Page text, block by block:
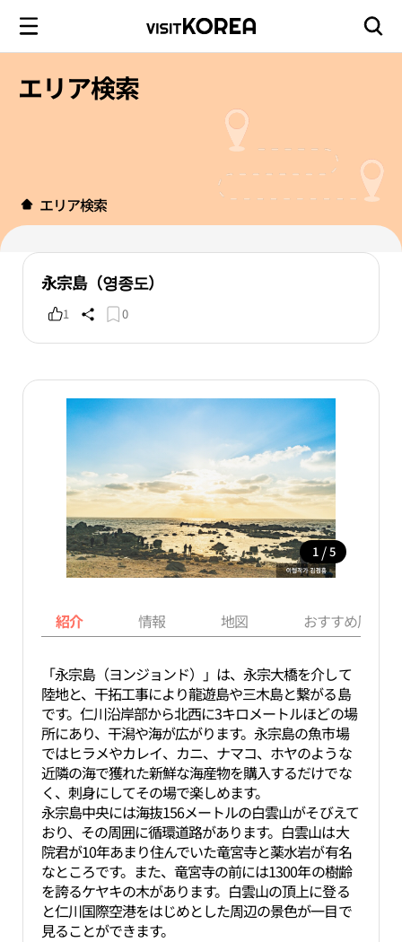
エリア検索
エリア検索
永宗島（영종도）
1 0
1 / 5
紹介 情報 地図 おすすめ周辺
「永宗島（ヨンジョンド）」は、永宗大橋を介して
陸地と、干拓工事により龍遊島や三木島と繋がる島
です。仁川沿岸部から北西に3キロメートルほどの場
所にあり、干潟や海が広がります。永宗島の魚市場
ではヒラメやカレイ、カニ、ナマコ、ホヤのような
近隣の海で獲れた新鮮な海産物を購入するだけでな
く、刺身にしてその場で楽しめます。
永宗島中央には海抜156メートルの白雲山がそびえて
おり、その周囲に循環道路があります。白雲山は大
院君が10年あまり住んでいた竜宮寺と薬水岩が有名
なところです。また、竜宮寺の前には1300年の樹齢
を誇るケヤキの木があります。白雲山の頂上に登る
と仁川国際空港をはじめとした周辺の景色が一目で
見ることができます。